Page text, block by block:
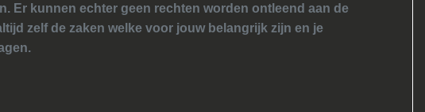
Er kunnen echter geen rechten worden ontleend aan de
zelf de zaken welke voor jouw belangrijk zijn en je